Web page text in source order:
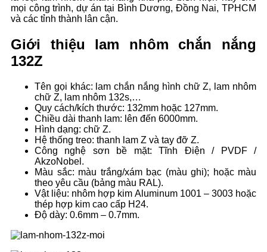
mọi công trình, dự án tại Bình Dương, Đồng Nai, TPHCM
và các tỉnh thành lân cận.
Giới thiệu lam nhôm chắn nắng
132Z
Tên gọi khác: lam chắn nắng hình chữ Z, lam nhôm
chữ Z, lam nhôm 132s,…
Quy cách/kích thước: 132mm hoặc 127mm.
Chiều dài thanh lam: lên đến 6000mm.
Hình dạng: chữ Z.
Hệ thống treo: thanh lam Z và tay đỡ Z.
Công nghệ sơn bề mặt: Tĩnh Điện / PVDF /
AkzoNobel.
Màu sắc: màu trắng/xám bạc (màu ghi); hoặc màu
theo yêu cầu (bảng màu RAL).
Vật liệu: nhôm hợp kim Aluminum 1001 – 3003 hoặc
thép hợp kim cao cấp H24.
Độ dày: 0.6mm – 0.7mm.